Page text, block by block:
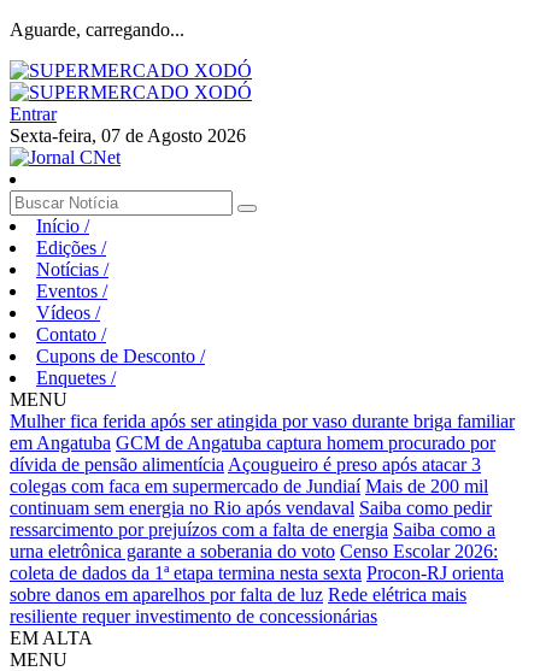
Aguarde, carregando...
Entrar
Sexta-feira, 07 de Agosto 2026
Início /
Edições /
Notícias /
Eventos /
Vídeos /
Contato /
Cupons de Desconto /
Enquetes /
MENU
Mulher fica ferida após ser atingida por vaso durante briga familiar
em Angatuba GCM de Angatuba captura homem procurado por
dívida de pensão alimentícia Açougueiro é preso após atacar 3
colegas com faca em supermercado de Jundiaí Mais de 200 mil
continuam sem energia no Rio após vendaval Saiba como pedir
ressarcimento por prejuízos com a falta de energia Saiba como a
urna eletrônica garante a soberania do voto Censo Escolar 2026:
coleta de dados da 1ª etapa termina nesta sexta Procon-RJ orienta
sobre danos em aparelhos por falta de luz Rede elétrica mais
resiliente requer investimento de concessionárias
EM ALTA
MENU